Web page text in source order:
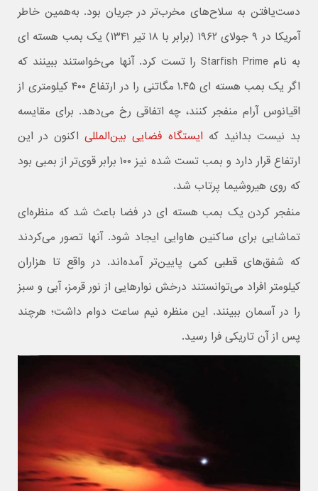
دست‌يافتن به‌ سلاح‌های مخرب‌تر در جریان بود. به‌همین خاطر
آمریکا در ۹ جولای ۱۹۶۲ (برابر با ۱۸ تیر ۱۳۴۱) یک بمب هسته ای
به نام Starfish Prime را تست کرد. آنها می‌خواستند ببینند که
اگر یک بمب هسته ای ۱.۴۵ مگاتنی را در ارتفاع ۴۰۰ کیلومتری از
اقیانوس آرام منفجر کنند، چه اتفاقی رخ می‌دهد. برای مقایسه
بد نیست بدانید که ایستگاه فضایی بین‌المللیاکنون در این
ارتفاع قرار دارد و بمب تست شده نیز ۱۰۰ برابر قوی‌تر از بمبی بود
که روی هیروشیما پرتاب شد.
منفجر کردن یک بمب هسته ای در فضا باعث شد که منظره‌ای
تماشایی برای ساکنین هاوایی ایجاد شود. آنها تصور می‌کردند
که شفق‌های قطبی کمی پایین‌تر آمده‌اند. در واقع تا هزاران
کیلومتر افراد می‌توانستند درخش‌ نوارهایی از نور قرمز، آبی و سبز
را در آسمان ببینند. این منظره نیم ساعت دوام داشت؛ هرچند
پس از آن تاریکی فرا رسید.